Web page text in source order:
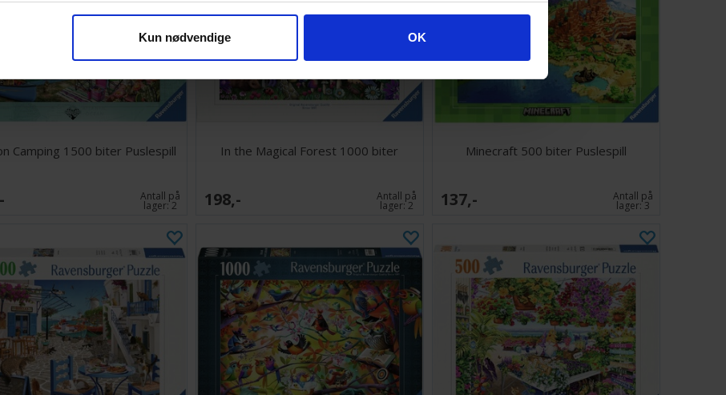
Kun nødvendige OK
Camping 1500 biter Puslespill
Antall på
lager:2
In the Magical Forest 1000 biter
198,- Antall på
lager:2
Minecraft 500 biter Puslespill
137,- Antall på
lager:3